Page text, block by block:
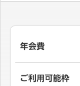
年会費
ご利用可能枠